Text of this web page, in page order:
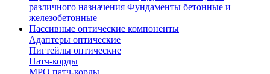
различного назначения Фундаменты бетонные и
железобетонные
Пассивные оптические компоненты
Адаптеры оптические
Пигтейлы оптические
Патч-корды
MPO патч-корды